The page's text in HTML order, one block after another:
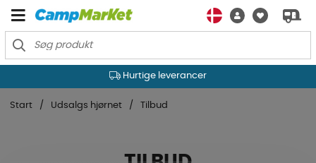
Hurtige leverancer
Start Udsalgs hjørnet Tilbud